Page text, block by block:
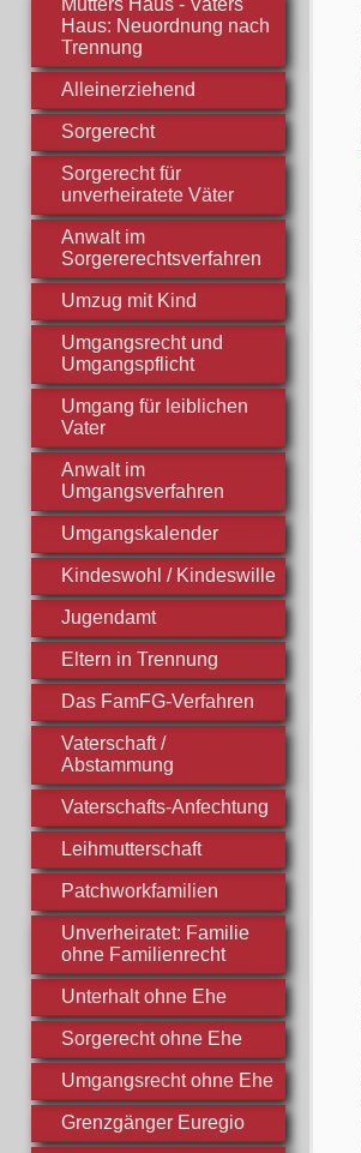
Mutters Haus - Vaters
Haus: Neuordnung nach
Trennung
Alleinerziehend
Sorgerecht
Sorgerecht für
unverheiratete Väter
Anwalt im
Sorgererechtsverfahren
Umzug mit Kind
Umgangsrecht und
Umgangspflicht
Umgang für leiblichen
Vater
Anwalt im
Umgangsverfahren
Umgangskalender
Kindeswohl / Kindeswille
Jugendamt
Eltern in Trennung
Das FamFG-Verfahren
Vaterschaft /
Abstammung
Vaterschafts-Anfechtung
Leihmutterschaft
Patchworkfamilien
Unverheiratet: Familie
ohne Familienrecht
Unterhalt ohne Ehe
Sorgerecht ohne Ehe
Umgangsrecht ohne Ehe
Grenzgänger Euregio